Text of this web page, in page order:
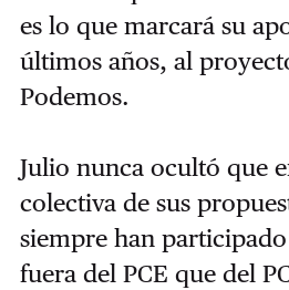
es lo que marcará su
últimos años, al
Podemos.
Julio nunca ocultó que
colectiva de sus
siempre han
fuera del PCE que del